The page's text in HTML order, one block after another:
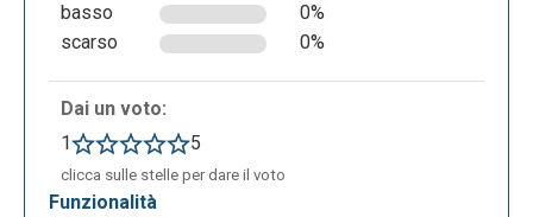
Dopo aver scelto il modello più appropriato al
prodotto che si vuole creare, basta fornire un titolo e
editare o modificare il documento utilizzando il
basso
0%
scarso
0%
Dai un voto:
1
5
clicca sulle stelle per dare il voto
funzionalità